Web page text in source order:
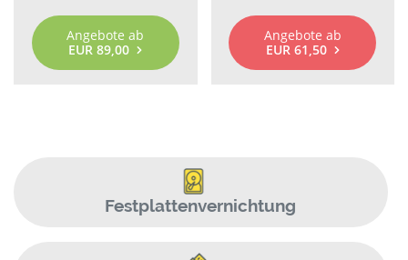
Angebote ab
EUR 89,00
Angebote ab
EUR 61,50
Festplattenvernichtung